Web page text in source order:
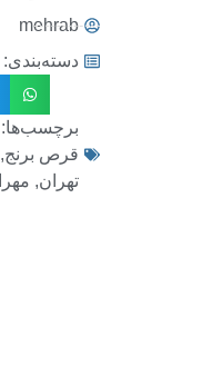
mehrab
دسته‌بندی:
برچسب‌ها:
قرص برنج,
تهران,